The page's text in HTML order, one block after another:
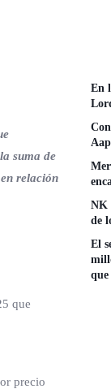
suma de
relación
que
precio
En
NK
de
El